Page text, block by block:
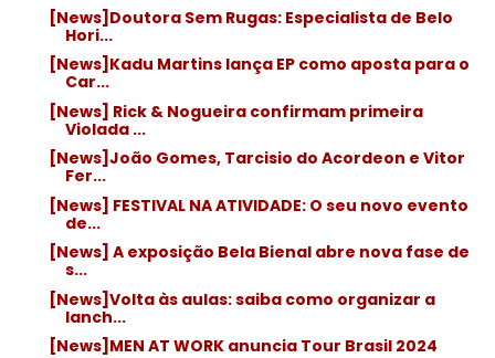
[News]Doutora Sem Rugas: Especialista de Belo
Hori...
[News]Kadu Martins lança EP como aposta para o
Car...
[News] Rick & Nogueira confirmam primeira
Violada ...
[News]João Gomes, Tarcisio do Acordeon e Vitor
Fer...
[News] FESTIVAL NA ATIVIDADE: O seu novo evento
de...
[News] A exposição Bela Bienal abre nova fase de
s...
[News]Volta às aulas: saiba como organizar a
lanch...
[News]MEN AT WORK anuncia Tour Brasil 2024